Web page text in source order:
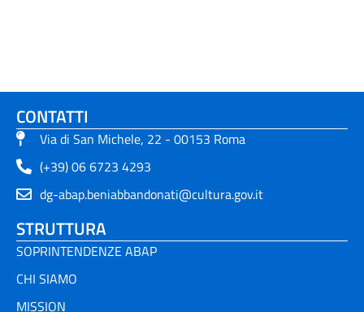
CONTATTI
Via di San Michele, 22 - 00153 Roma
(+39) 06 6723 4293
dg-abap.beniabbandonati@cultura.gov.it
STRUTTURA
SOPRINTENDENZE ABAP
CHI SIAMO
MISSION